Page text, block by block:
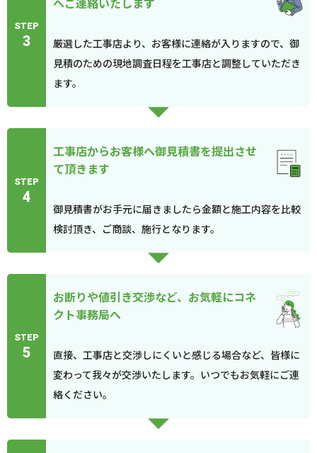
STEP
3
厳選した工事店より、お客様に連絡が入りますので、御
見積のための現地調査日程を工事店と調整していただき
ます。
STEP
4
工事店からお客様へ御見積書を提出させ
て頂きます
御見積書がお手元に届きましたら金額と施工内容を比較
検討頂き、ご商談、施行となります。
STEP
5
お断りや値引き交渉など、お気軽にコネ
クト事務局へ
直接、工事店と交渉しにくいと感じる場合など、皆様に
変わって我々が交渉いたします。いつでもお気軽にご連
絡ください。